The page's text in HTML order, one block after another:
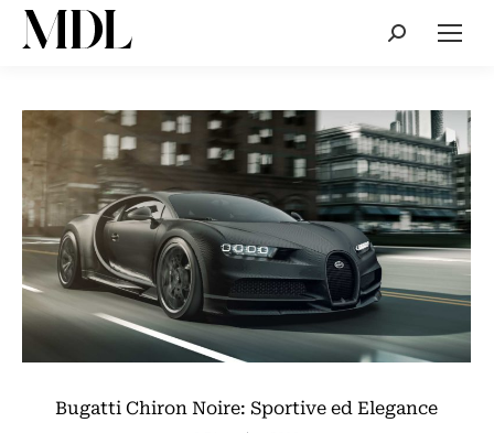
Cerca:
Bugatti Chiron Noire: Sportive ed Elegance